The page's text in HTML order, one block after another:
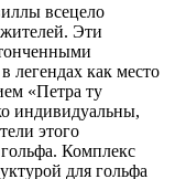
всецело
Эти
легендах как место
«Петра ту
индивидуальны,
этого
Комплекс
для гольфа